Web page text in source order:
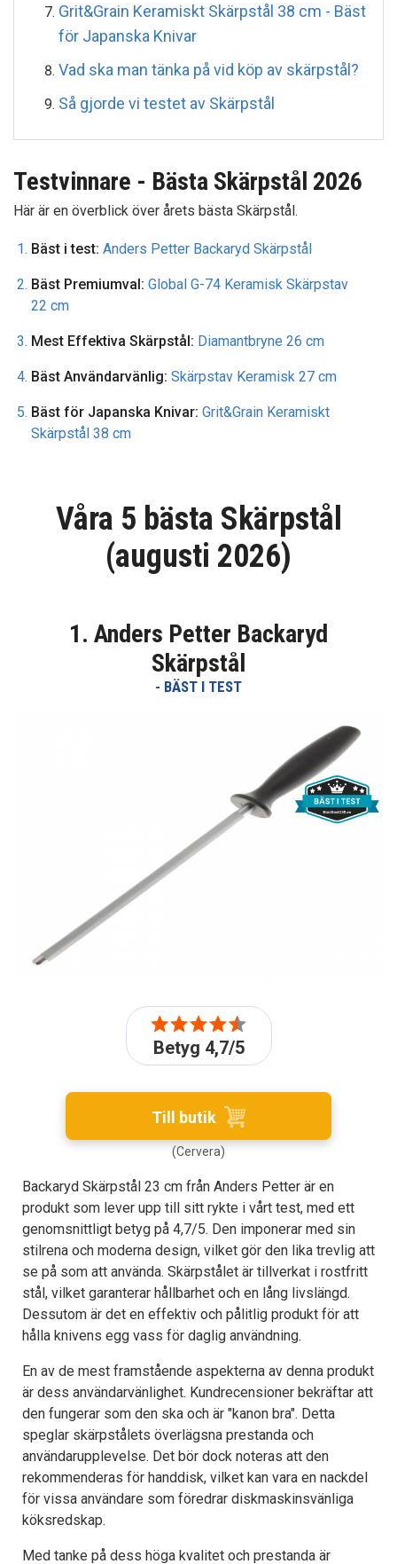
Grit&Grain Keramiskt Skärpstål 38 cm - Bäst
för Japanska Knivar
Vad ska man tänka på vid köp av skärpstål?
Så gjorde vi testet av Skärpstål
Testvinnare - Bästa Skärpstål 2026
Här är en överblick över årets bästa Skärpstål.
Bäst i test: Anders Petter Backaryd Skärpstål
Bäst Premiumval: Global G-74 Keramisk Skärpstav
22 cm
Mest Effektiva Skärpstål: Diamantbryne 26 cm
Bäst Användarvänlig: Skärpstav Keramisk 27 cm
Bäst för Japanska Knivar: Grit&Grain Keramiskt
Skärpstål 38 cm
Våra 5 bästa Skärpstål
(augusti 2026)
1. Anders Petter Backaryd
Skärpstål
- BÄST I TEST
Betyg 4,7/5
Till butik
(Cervera)
Backaryd Skärpstål 23 cm från Anders Petter är en
produkt som lever upp till sitt rykte i vårt test, med ett
genomsnittligt betyg på 4,7/5. Den imponerar med sin
stilrena och moderna design, vilket gör den lika trevlig att
se på som att använda. Skärpstålet är tillverkat i rostfritt
stål, vilket garanterar hållbarhet och en lång livslängd.
Dessutom är det en effektiv och pålitlig produkt för att
hålla knivens egg vass för daglig användning.
En av de mest framstående aspekterna av denna produkt
är dess användarvänlighet. Kundrecensioner bekräftar att
den fungerar som den ska och är "kanon bra". Detta
speglar skärpstålets överlägsna prestanda och
användarupplevelse. Det bör dock noteras att den
rekommenderas för handdisk, vilket kan vara en nackdel
för vissa användare som föredrar diskmaskinsvänliga
köksredskap.
Med tanke på dess höga kvalitet och prestanda är